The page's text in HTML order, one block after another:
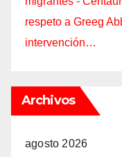
respeto a Greeg
intervención…
Archivos
agosto 2026